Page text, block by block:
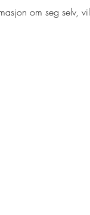
om seg selv, vil